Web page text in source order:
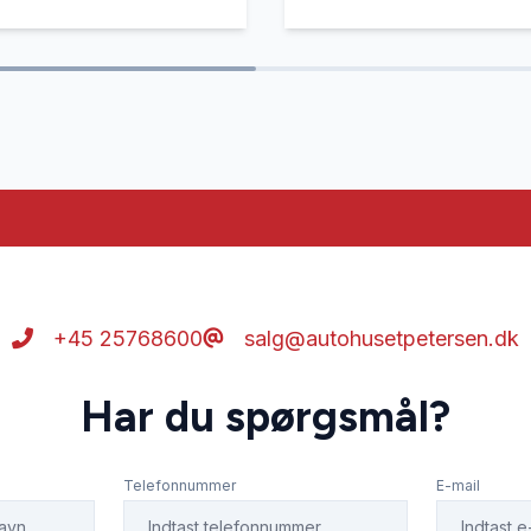
+45 25768600 salg@autohusetpetersen.dk
Har du spørgsmål?
Telefonnummer E-mail